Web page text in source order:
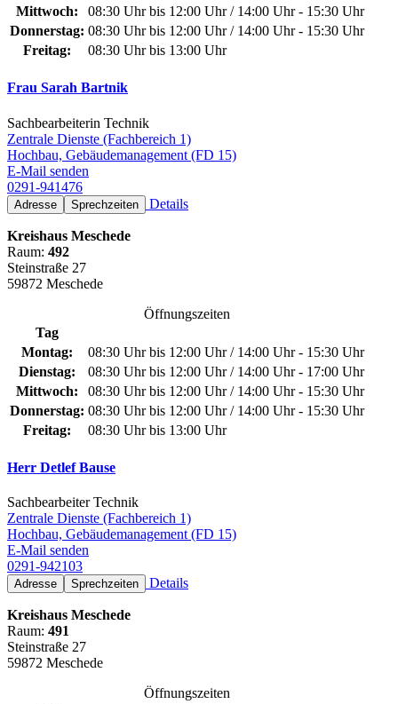
Mittwoch:
08:30 Uhr bis 12:00 Uhr / 14:00 Uhr - 15:30 Uhr
Donnerstag: 08:30 Uhr bis 12:00 Uhr / 14:00 Uhr - 15:30 Uhr
Freitag:
08:30 Uhr bis 13:00 Uhr
Frau Sarah Bartnik
Sachbearbeiterin Technik
Zentrale Dienste (Fachbereich 1)
Hochbau, Gebäudemanagement (FD 15)
E-Mail senden
0291-941476
Adresse Sprechzeiten Details
Kreishaus Meschede
Raum: 492
Steinstraße 27
59872 Meschede
Öffnungszeiten
Tag
Montag:
08:30 Uhr bis 12:00 Uhr / 14:00 Uhr - 15:30 Uhr
Dienstag:
08:30 Uhr bis 12:00 Uhr / 14:00 Uhr - 17:00 Uhr
Mittwoch:
08:30 Uhr bis 12:00 Uhr / 14:00 Uhr - 15:30 Uhr
Donnerstag: 08:30 Uhr bis 12:00 Uhr / 14:00 Uhr - 15:30 Uhr
Freitag:
08:30 Uhr bis 13:00 Uhr
Herr Detlef Bause
Sachbearbeiter Technik
Zentrale Dienste (Fachbereich 1)
Hochbau, Gebäudemanagement (FD 15)
E-Mail senden
0291-942103
Adresse Sprechzeiten Details
Kreishaus Meschede
Raum: 491
Steinstraße 27
59872 Meschede
Öffnungszeiten